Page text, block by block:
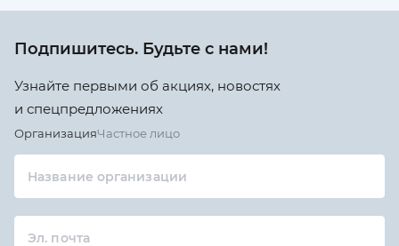
Подпишитесь. Будьте с нами!
Узнайте первыми об акциях, новостях
и спецпредложениях
ОрганизацияЧастное лицо
Название организации
Эл. почта